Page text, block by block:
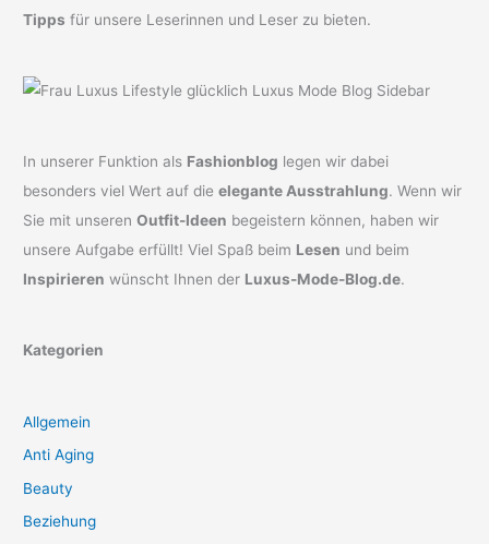
Tipps für unsere Leserinnen und Leser zu bieten.
In unserer Funktion als Fashionblog legen wir dabei
besonders viel Wert auf dieelegante Ausstrahlung. Wenn wir
Sie mit unserenOutfit-Ideen begeistern können, haben wir
unsere Aufgabe erfüllt! Viel Spaß beim Lesen und beim
Inspirieren wünscht Ihnen der Luxus-Mode-Blog.de.
Kategorien
Allgemein
Anti Aging
Beauty
Beziehung